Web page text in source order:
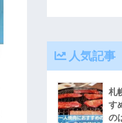
人気記事
札
す
の